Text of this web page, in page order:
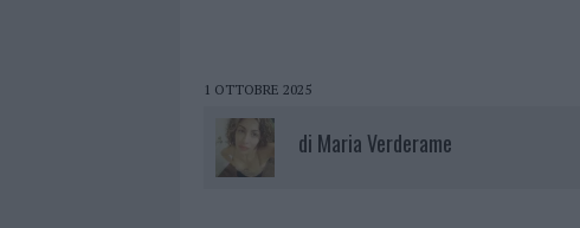
1 OTTOBRE 2025
di Maria Verderame